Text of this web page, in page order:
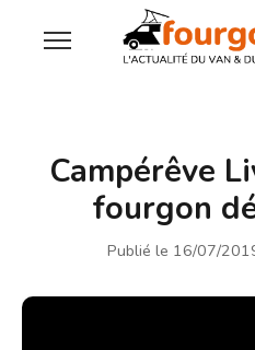
Campérêve
fourgon
Publié le 16/07/